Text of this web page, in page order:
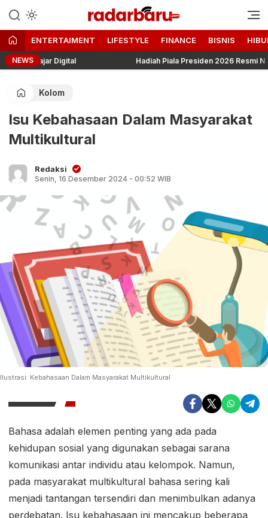
radarbaru.com
Informasi Berita Terbaru dan
Terkini Hari Ini
ENTERTAIMENT LIFESTYLE FINANCE BISNIS
NEWS
Digital Hadiah Piala Presiden 2026 Resmi Naik,
Kolom
Isu Kebahasaan Dalam Masyarakat
Multikultural
Redaksi
Senin, 16 Desember 2024 - 00:52 WIB
Ilustrasi: Kebahasaan Dalam Masyarakat Multikultural
Bahasa adalah elemen penting yang ada pada
kehidupan sosial yang digunakan sebagai sarana
komunikasi antar individu atau kelompok. Namun,
pada masyarakat multikultural bahasa sering kali
menjadi tantangan tersendiri dan menimbulkan adanya
perdebatan. Isu kebahasaan ini mencakup beberapa